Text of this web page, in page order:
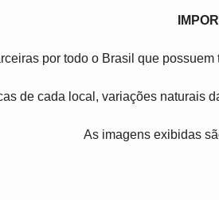
por todo o Brasil que
de cada local, variações naturais
As imagens exibidas